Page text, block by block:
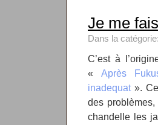
Je me
Dans la catégorie:
C’est à
« Après
inadequat».
des
chandelle les